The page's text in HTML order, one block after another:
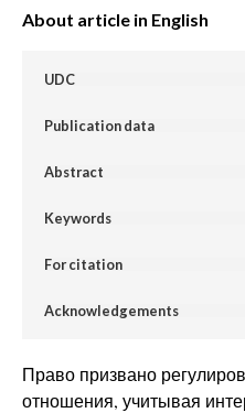
About article in English
UDC
Publication data
Abstract
Keywords
For citation
Acknowledgements
Право призвано
отношения, учитывая